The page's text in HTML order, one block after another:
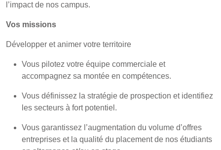
l’impact de nos campus.
Vos missions
Développer et animer votre territoire
Vous pilotez votre équipe commerciale et
accompagnez sa montée en compétences.
Vous définissez la stratégie de prospection et identifiez
les secteurs à fort potentiel.
Vous garantissez l’augmentation du volume d’offres
entreprises et la qualité du placement de nos étudiants